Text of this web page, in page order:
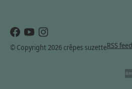
© Copyright 2026 crêpes suzetteRSS feed